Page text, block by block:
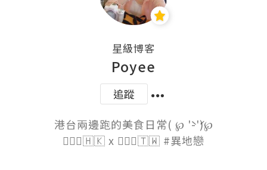
星級博客
Poyee
追蹤
港台兩邊跑的美食日常( ℘ '̀-'́)℘
🙋🏻‍♀️🇭🇰 x 🙋🏽‍♂️🇹🇼 #異地戀